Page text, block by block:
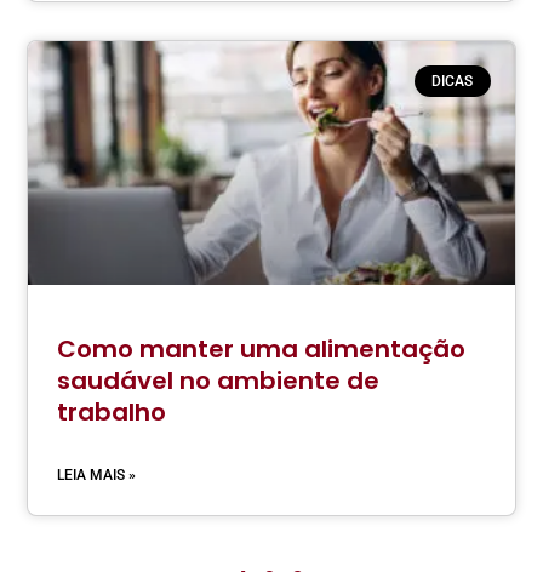
DICAS
Como manter uma alimentação
saudável no ambiente de
trabalho
LEIA MAIS »